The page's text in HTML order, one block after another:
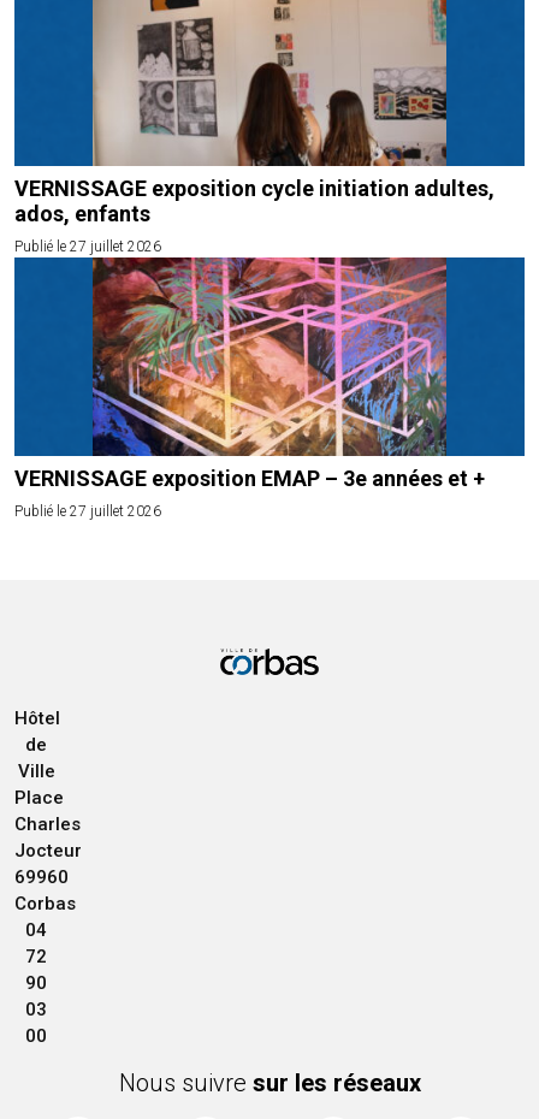
VERNISSAGE exposition cycle initiation adultes,
ados, enfants
Publié le 27 juillet 2026
VERNISSAGE exposition EMAP – 3e années et +
Publié le 27 juillet 2026
Hôtel
de
Ville
Place
Charles
Jocteur
69960
Corbas
04
72
90
03
00
Nous suivre sur les réseaux